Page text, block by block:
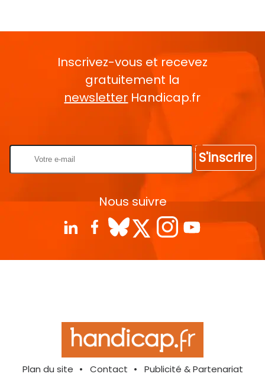
Inscrivez-vous et recevez
gratuitement la
newsletter Handicap.fr
S'inscrire
Nous suivre
Plan du site Contact
Publicité & Partenariat